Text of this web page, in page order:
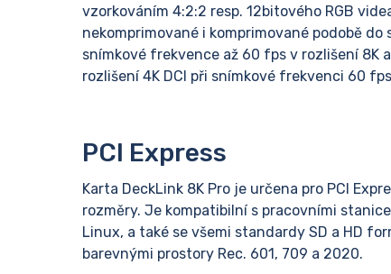
vzorkováním 4:2:2 resp. 12bitového RGB
nekomprimované i komprimované podobě
snímkové frekvence až 60 fps v rozlišení 8K
rozlišení 4K DCI při snímkové frekvenci 60
PCI Express
Karta DeckLink 8K Pro je určena pro PCI
rozměry. Je kompatibilní s pracovními
Linux, a také se všemi standardy SD a HD
barevnými prostory Rec. 601, 709 a 2020.